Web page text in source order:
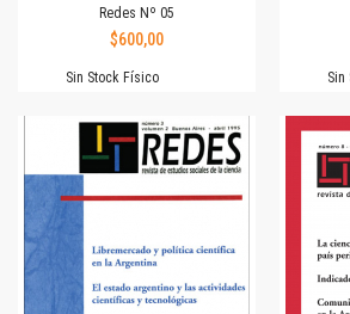
Redes Nº 05
$600,00
Sin Stock Físico Sin